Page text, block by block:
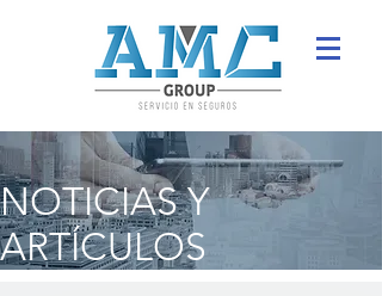
NOTICIAS Y
ARTÍCULOS